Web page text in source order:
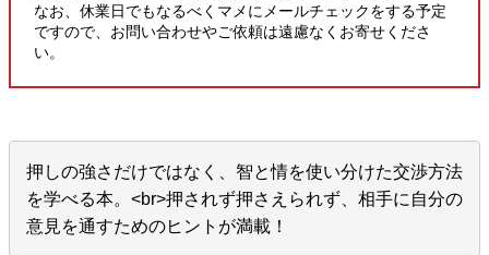
なお、休業日でもなるべくマメにメールチェックをする予定
ですので、お問い合わせやご依頼は遠慮なくお寄せくださ
い。
押しの強さだけではなく、智と情を使い分けた交渉方法
を学べる本。<br>押されず押さえられず、相手に自分の
意見を通すためのヒントが満載！